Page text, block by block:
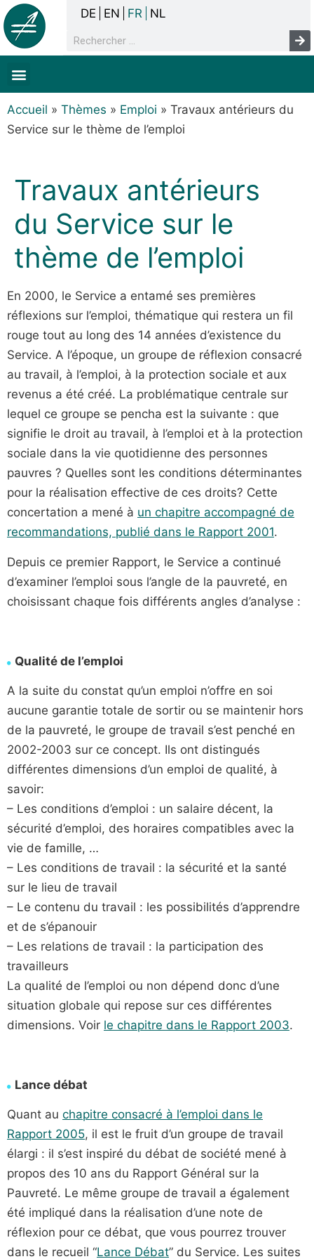
DE EN FR NL
Accueil » Thèmes » Emploi » Travaux antérieurs du
Service sur le thème de l’emploi
Travaux antérieurs
du Service sur le
thème de l’emploi
En 2000, le Service a entamé ses premières
réflexions sur l’emploi, thématique qui restera un fil
rouge tout au long des 14 années d’existence du
Service. A l’époque, un groupe de réflexion consacré
au travail, à l’emploi, à la protection sociale et aux
revenus a été créé. La problématique centrale sur
lequel ce groupe se pencha est la suivante : que
signifie le droit au travail, à l’emploi et à la protection
sociale dans la vie quotidienne des personnes
pauvres ? Quelles sont les conditions déterminantes
pour la réalisation effective de ces droits? Cette
concertation a mené à un chapitre accompagné de
recommandations, publié dans le Rapport 2001.
Depuis ce premier Rapport, le Service a continué
d’examiner l’emploi sous l’angle de la pauvreté, en
choisissant chaque fois différents angles d’analyse :
Qualité de l’emploi
A la suite du constat qu’un emploi n’offre en soi
aucune garantie totale de sortir ou se maintenir hors
de la pauvreté, le groupe de travail s’est penché en
2002-2003 sur ce concept. Ils ont distingués
différentes dimensions d’un emploi de qualité, à
savoir:
– Les conditions d’emploi : un salaire décent, la
sécurité d’emploi, des horaires compatibles avec la
vie de famille, …
– Les conditions de travail : la sécurité et la santé
sur le lieu de travail
– Le contenu du travail : les possibilités d’apprendre
et de s’épanouir
– Les relations de travail : la participation des
travailleurs
La qualité de l’emploi ou non dépend donc d’une
situation globale qui repose sur ces différentes
dimensions. Voir le chapitre dans le Rapport 2003.
Lance débat
Quant au chapitre consacré à l’emploi dans le
Rapport 2005, il est le fruit d’un groupe de travail
élargi : il s’est inspiré du débat de société mené à
propos des 10 ans du Rapport Général sur la
Pauvreté. Le même groupe de travail a également
été impliqué dans la réalisation d’une note de
réflexion pour ce débat, que vous pourrez trouver
dans le recueil “Lance Débat” du Service. Les suites